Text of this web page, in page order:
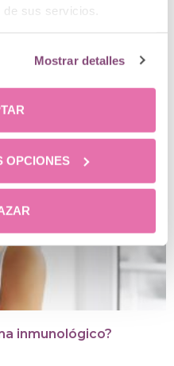
sus servicios.
Mostrar detalles
OPCIONES
inmunológico?